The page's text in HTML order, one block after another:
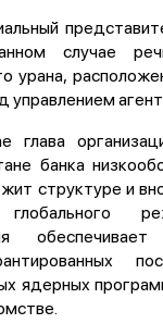
случае
урана,
глава
банка
структуре и
ядерных